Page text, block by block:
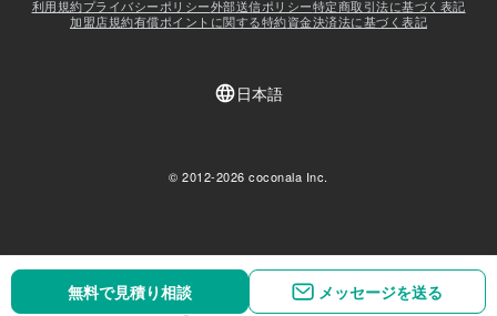
無料で見積り相談
メッセージを送る